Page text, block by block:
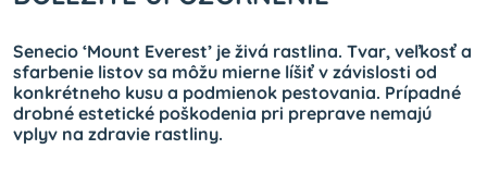
Senecio ‘Mount Everest’ je živá rastlina. Tvar, veľkosť a
sfarbenie listov sa môžu mierne líšiť v závislosti od
konkrétneho kusu a podmienok pestovania. Prípadné
drobné estetické poškodenia pri preprave nemajú
vplyv na zdravie rastliny.